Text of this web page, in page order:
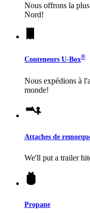
Nous offrons la
Nord!
Conteneurs U-Box®
Nous expédions à
monde!
Attaches de
We'll put a trailer
Propane